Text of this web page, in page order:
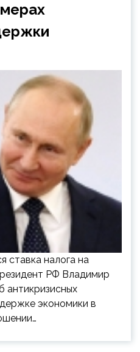
ставка налога на
РФ Владимир
антикризисных
экономики в